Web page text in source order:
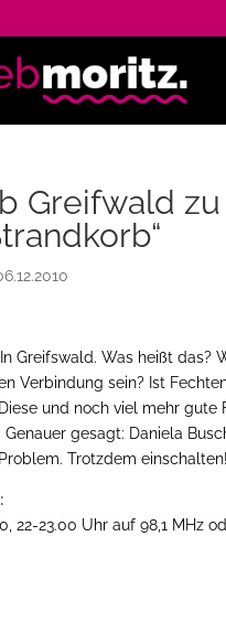
Greifwald
Greifswald. Was heißt
Verbindung sein? Ist
und noch viel mehr gute
Genauer gesagt: Daniela
Trotzdem einschalten!
22-23.00 Uhr auf 98,1 MHz